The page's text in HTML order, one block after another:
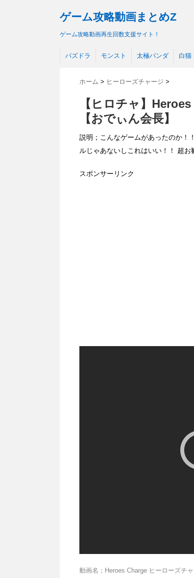
ゲーム攻略動画まとめZ
ゲーム攻略動画再生回数支援サイト！
パズドラ モンスト 太極パンダ 白猫
ホーム > ヒーローズチャージ >
【ヒロチャ】
【おでぃん会長】
説明；こんなゲームがあったのか！
ルじゃあないしこれはいい！！ 超お
スポンサーリンク
動画名；Heroes Charge ヒーローズチ